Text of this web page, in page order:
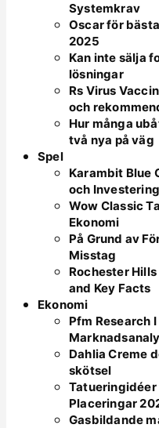
Systemkrav
Oscar för
2025
Kan inte sälja
lösningar
Rs Virus
och
Hur många
två nya på väg
Spel
Karambit Blue
och Investering
Wow Classic
Ekonomi
På Grund av
Misstag
Rochester
and Key Facts
Ekonomi
Pfm Research
Dahlia Creme
skötsel
Tatueringidéer
Placeringar
Gasbildande